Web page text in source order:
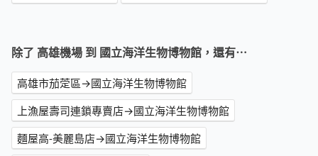
除了 高雄機場 到 國立海洋生物博物館，還有⋯
高雄市茄萣區→國立海洋生物博物館
上漁屋壽司連鎖專賣店→國立海洋生物博物館
麵屋高-美麗島店→國立海洋生物博物館